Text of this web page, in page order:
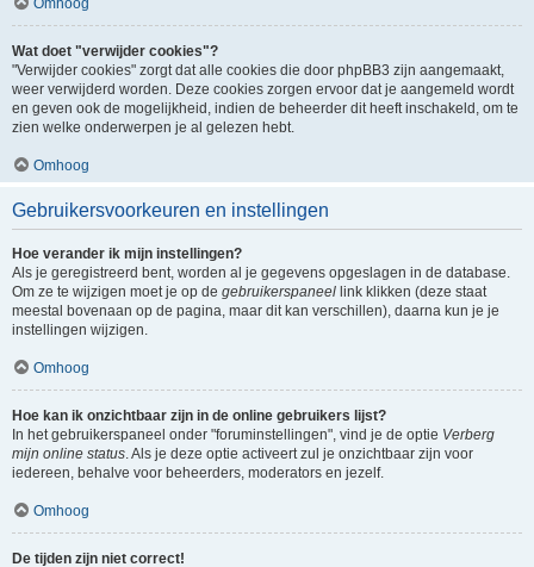
Omhoog
Wat doet "verwijder cookies"?
"Verwijder cookies" zorgt dat alle cookies die door phpBB3 zijn aangemaakt,
weer verwijderd worden. Deze cookies zorgen ervoor dat je aangemeld wordt
en geven ook de mogelijkheid, indien de beheerder dit heeft inschakeld, om te
zien welke onderwerpen je al gelezen hebt.
Omhoog
Gebruikersvoorkeuren en instellingen
Hoe verander ik mijn instellingen?
Als je geregistreerd bent, worden al je gegevens opgeslagen in de database.
Om ze te wijzigen moet je op de gebruikerspaneel link klikken (deze staat
meestal bovenaan op de pagina, maar dit kan verschillen), daarna kun je je
instellingen wijzigen.
Omhoog
Hoe kan ik onzichtbaar zijn in de online gebruikers lijst?
In het gebruikerspaneel onder "foruminstellingen", vind je de optie Verberg
mijn online status. Als je deze optie activeert zul je onzichtbaar zijn voor
iedereen, behalve voor beheerders, moderators en jezelf.
Omhoog
De tijden zijn niet correct!